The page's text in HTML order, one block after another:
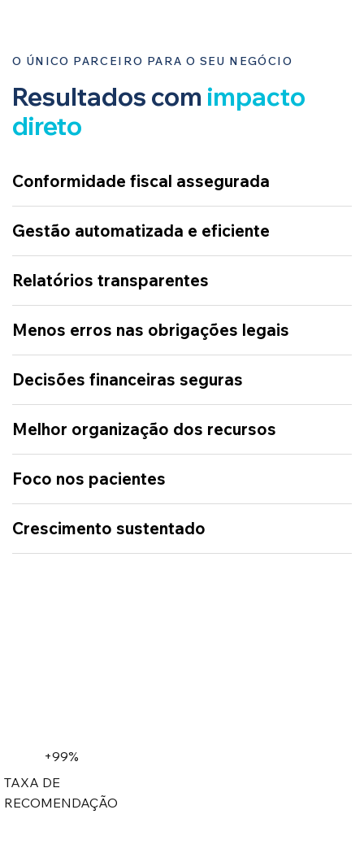
O ÚNICO PARCEIRO PARA O SEU NEGÓCIO
Resultados com impacto
direto
Conformidade fiscal assegurada
Gestão automatizada e eficiente
Relatórios transparentes
Menos erros nas obrigações legais
Decisões financeiras seguras
Melhor organização dos recursos
Foco nos pacientes
Crescimento sustentado
+99%
TAXA DE
RECOMENDAÇÃO